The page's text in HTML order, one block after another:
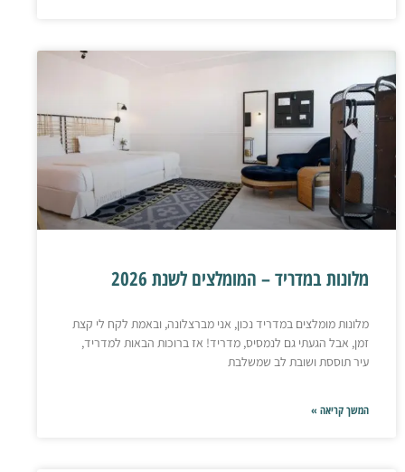
מלונות במדריד – המומלצים לשנת 2026
מלונות מומלצים במדריד נכון, אני מברצלונה, ובאמת לקח לי קצת
זמן, אבל הגעתי גם לנמסיס, מדריד! אז ברוכות הבאות למדריד,
עיר תוססת ושובת לב שמשלבת
המשך קריאה »